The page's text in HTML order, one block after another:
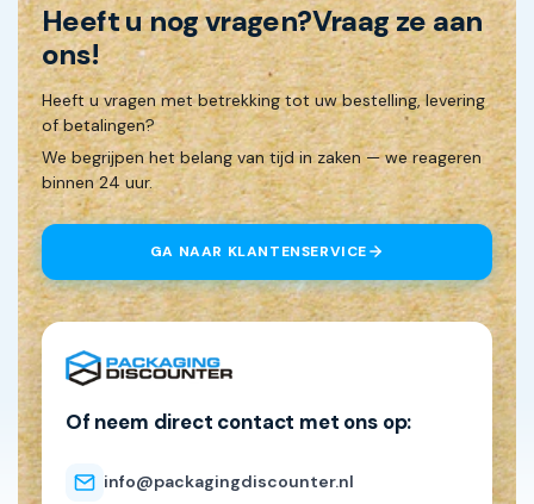
Heeft u nog vragen?Vraag ze aan
ons!
Heeft u vragen met betrekking tot uw bestelling, levering
of betalingen?
We begrijpen het belang van tijd in zaken — we reageren
binnen 24 uur.
GA NAAR KLANTENSERVICE
Of neem direct contact met ons op:
info@packagingdiscounter.nl